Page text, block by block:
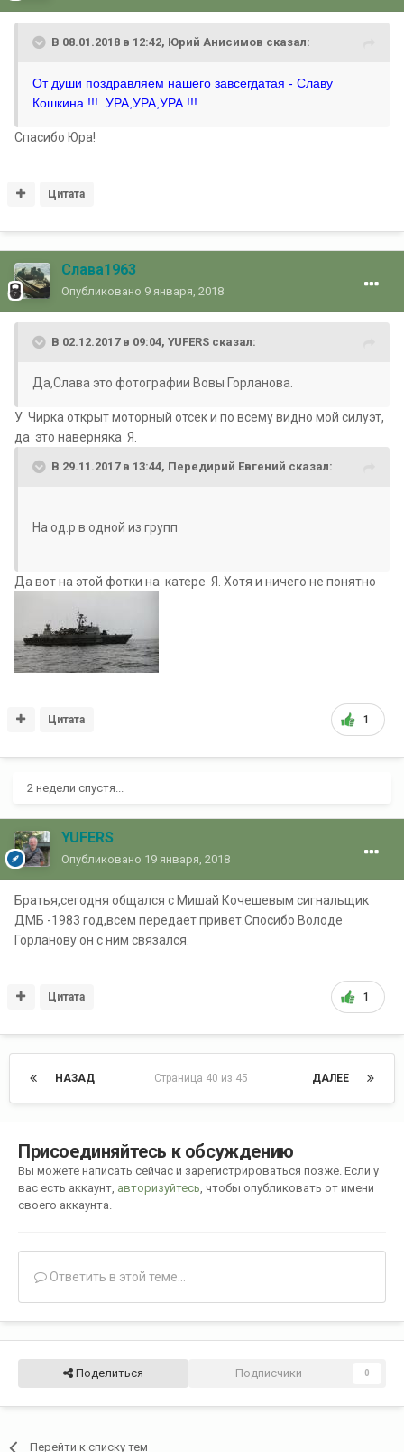
В 08.01.2018 в 12:42, Юрий Анисимов сказал:
От души поздравляем нашего завсегдатая - Славу
Кошкина !!! УРА,УРА,УРА !!!
Спасибо Юра!
Цитата
Слава1963
Опубликовано 9 января, 2018
В 02.12.2017 в 09:04, YUFERS сказал:
Да,Слава это фотографии Вовы Горланова.
У Чирка открыт моторный отсек и по всему видно мой силуэт,
да это наверняка Я.
В 29.11.2017 в 13:44, Передирий Евгений сказал:
На од.р в одной из групп
Да вот на этой фотки на катере Я. Хотя и ничего не понятно
1
Цитата
2 недели спустя...
YUFERS
Опубликовано 19 января, 2018
Братья,сегодня общался с Мишай Кочешевым сигнальщик
ДМБ -1983 год,всем передает привет.Спосибо Володе
Горланову он с ним связался.
1
Цитата
НАЗАД ДАЛЕЕ
Страница 40 из 45
Присоединяйтесь к обсуждению
Вы можете написать сейчас и зарегистрироваться позже. Если у
вас есть аккаунт, авторизуйтесь, чтобы опубликовать от имени
своего аккаунта.
Ответить в этой теме...
Поделиться Подписчики 0
Перейти к списку тем